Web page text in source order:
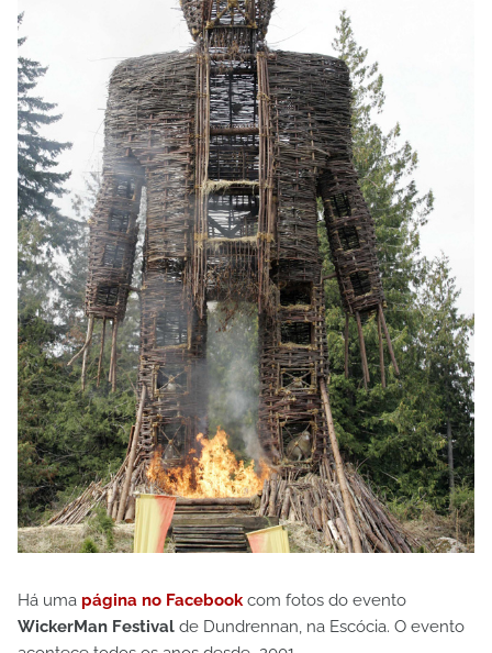
Há uma página no Facebookcom fotos do evento
WickerMan Festival de Dundrennan, na Escócia. O evento